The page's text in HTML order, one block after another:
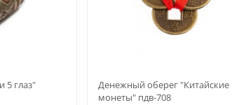
5 глаз"
Денежный оберег "Китайские
монеты" пдв-708